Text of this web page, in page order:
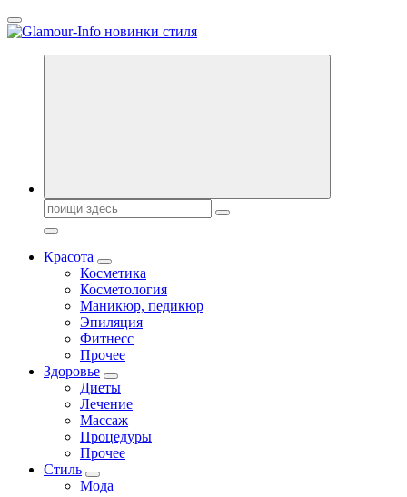
Перейти
к
Секреты молодости, красоты и долголетия. Гламурный журнал
Поиск:
Красота
Косметика
Косметология
Маникюр, педикюр
Эпиляция
Фитнесс
Прочее
Здоровье
Диеты
Лечение
Массаж
Процедуры
Прочее
Стиль
Мода